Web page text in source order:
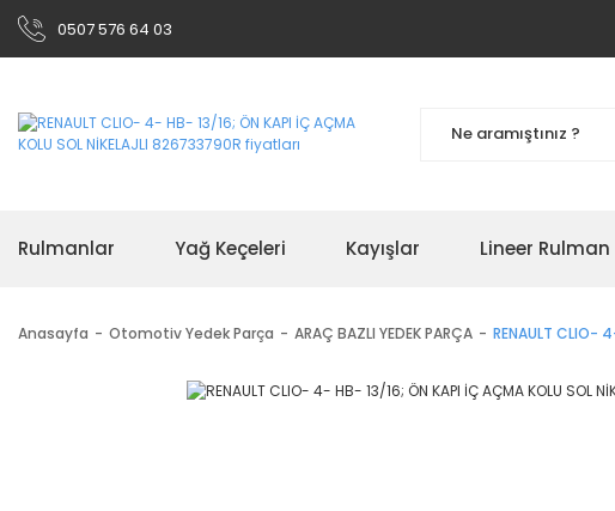
0507 576 64 03
Rulmanlar Yağ Keçeleri Kayışlar Lineer Rulman
Anasayfa Otomotiv Yedek Parça ARAÇ BAZLI YEDEK PARÇA RENAULT CLIO-